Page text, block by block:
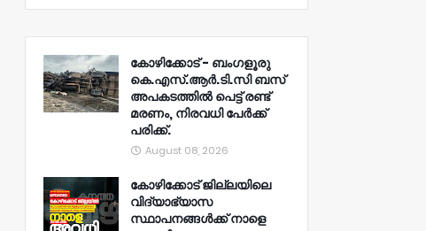
കോഴിക്കോട് - ബംഗളൂരു
കെ.എസ്.ആർ.ടി.സി ബസ്
അപകടത്തിൽ പെട്ട് രണ്ട്
മരണം, നിരവധി പേർക്ക്
പരിക്ക്.
August 08, 2026
കോഴിക്കോട് ജില്ലയിലെ
വിദ്യാഭ്യാസ
സ്ഥാപനങ്ങൾക്ക് നാളെ